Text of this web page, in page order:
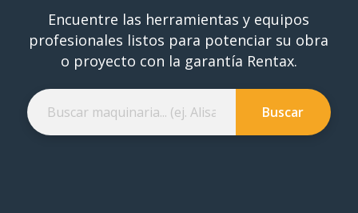
Encuentre las herramientas y equipos
profesionales listos para potenciar su obra
o proyecto con la garantía Rentax.